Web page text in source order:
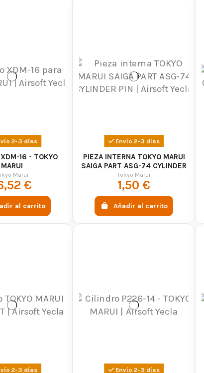
2-3 días
16 - TOKYO
MARUI
Marui
€
al carrito
Envío 2-3 días
PIEZA INTERNA TOKYO MARUI
SAIGA PART ASG-74 CYLINDER
PIN - TOKYO MARUI
Tokyo Marui
1,50 €
Añadir al carrito
2-3 días Envío 2-3 días